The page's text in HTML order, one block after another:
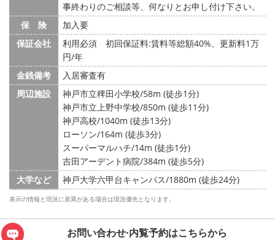
事終わりのご相談等、何なりとお申し付け下さい。
保 険
加入要
保証会社
利用必須 初回保証料:賃料等総額40%、更新料1万
円/年
金銭備考
入居審査有
周辺施設
神戸市立稗田小学校/58m (徒歩1分)
神戸市立上野中学校/850m (徒歩11分)
神戸高校/1040m (徒歩13分)
ローソン/164m (徒歩3分)
スーパーマルハチ/14m (徒歩1分)
吉田アーデント病院/384m (徒歩5分)
大学など
神戸大学六甲台キャンパス/1880m (徒歩24分)
表示の情報と現況に差異がある場合は現況優先となります。
お問い合わせ·内覧予約はこちらから